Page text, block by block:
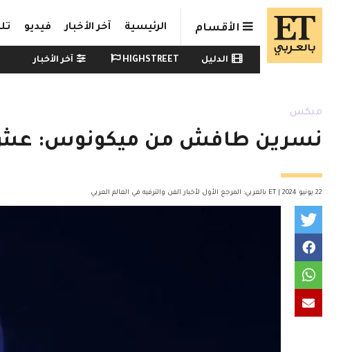
Skip to main content
الأقسام الرئيسية آخر الأخبار فيديو
Watch menu
الدليل HIGHSTREET آخر الأخبار
ميكس
نسرين طافش من ميكونوس: عش
22 يونيو 2024 | ET بالعربي: المرجع الأول لأخبار الفن والترفيه في العالم العربي